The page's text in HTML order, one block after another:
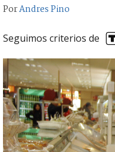
PorAndres Pino
Seguimos criterios de